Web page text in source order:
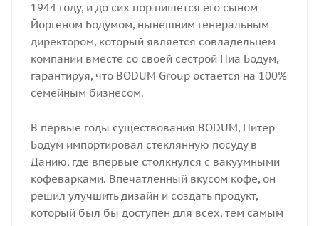
1944 году, и до сих пор пишется его сыном
Йоргеном Бодумом, нынешним генеральным
директором, который является совладельцем
компании вместе со своей сестрой Пиа Бодум,
гарантируя, что BODUM Group остается на 100%
семейным бизнесом.
В первые годы существования BODUM, Питер
Бодум импортировал стеклянную посуду в
Данию, где впервые столкнулся с вакуумными
кофеварками. Впечатленный вкусом кофе, он
решил улучшить дизайн и создать продукт,
который был бы доступен для всех, тем самым